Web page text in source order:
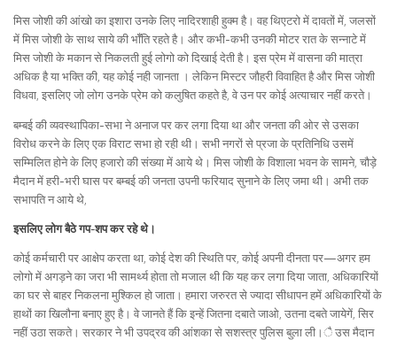
मिस जोशी की आंखो का इशारा उनके लिए नादिरशाही हुक्म है। वह थिएटरो में दावतों में, जलसों
में मिस जोशी के साथ साये की भॉँति रहते है। और कभी-कभी उनकी मोटर रात के सन्नाटे में
मिस जोशी के मकान से निकलती हुई लोगो को दिखाई देती है। इस प्रेम में वासना की मात्रा
अधिक है या भक्ति की, यह कोई नही जानता । लेकिन मिस्टर जौहरी विवाहित है और मिस जोशी
विधवा, इसलिए जो लोग उनके प्रेम को कलुषित कहते है, वे उन पर कोई अत्याचार नहीं करते।
बम्बई की व्यवस्थापिका-सभा ने अनाज पर कर लगा दिया था और जनता की ओर से उसका
विरोध करने के लिए एक विराट सभा हो रही थी। सभी नगरों से प्रजा के प्रतिनिधि उसमें
सम्मिलित होने के लिए हजारो की संख्या में आये थे। मिस जोशी के विशाला भवन के सामने, चौड़े
मैदान में हरी-भरी घास पर बम्बई की जनता उपनी फरियाद सुनाने के लिए जमा थी। अभी तक
सभापति न आये थे,
इसलिए लोग बैठे गप-शप कर रहे थे।
कोई कर्मचारी पर आक्षेप करता था, कोई देश की स्थिति पर, कोई अपनी दीनता पर—अगर हम
लोगो में अगड़ने का जरा भी सामर्थ्य होता तो मजाल थी कि यह कर लगा दिया जाता, अधिकारियों
का घर से बाहर निकलना मुश्किल हो जाता। हमारा जरुरत से ज्यादा सीधापन हमें अधिकारियों के
हाथों का खिलौना बनाए हुए है। वे जानते हैं कि इन्हें जितना दबाते जाओ, उतना दबते जायेगें, सिर
नहीं उठा सकते। सरकार ने भी उपद्रव की आंशका से सशस्त्र पुलिस बुला ली।ै उस मैदान